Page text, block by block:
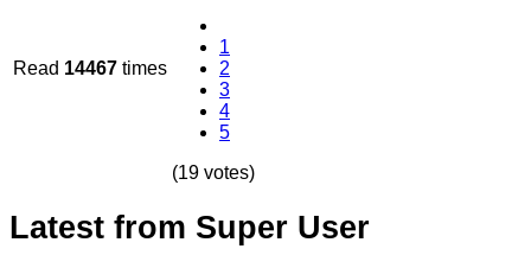
Read 14467 times
1
2
3
4
5
(19 votes)
Latest from Super User